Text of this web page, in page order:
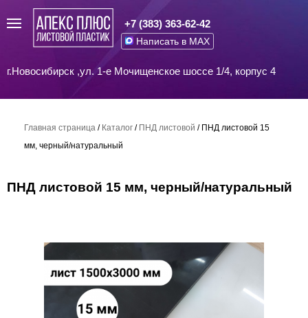
+7 (383) 363-62-42
Написать в MAX
г.Новосибирск ,ул. 1-е Мочищенское шоссе 1/4, корпус 4
Главная страница / Каталог / ПНД листовой / ПНД листовой 15
мм, черный/натуральный
ПНД листовой 15 мм, черный/натуральный